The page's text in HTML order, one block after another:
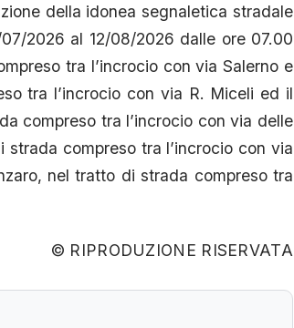
della idonea segnaletica stradale
2026 al 12/08/2026 dalle ore 07.00
tra l’incrocio con via Salerno e
tra l’incrocio con via R. Miceli ed il
compreso tra l’incrocio con via delle
compreso tra l’incrocio con via
nel tratto di strada compreso tra
© RIPRODUZIONE RISERVATA